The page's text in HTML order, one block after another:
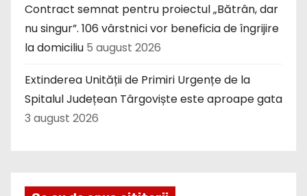
Contract semnat pentru proiectul „Bătrân, dar
nu singur”. 106 vârstnici vor beneficia de îngrijire
la domiciliu 5 august 2026
Extinderea Unității de Primiri Urgențe de la
Spitalul Județean Târgoviște este aproape gata
3 august 2026